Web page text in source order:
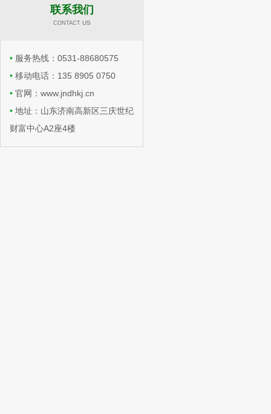
联系我们
CONTACT ​​ US
• 服务热线：0531-88680575
• 移动电话：135 8905 0750
• 官网：www.jndhkj.cn
• 地址：山东济南高新区三庆世纪
财富中心A2座4楼